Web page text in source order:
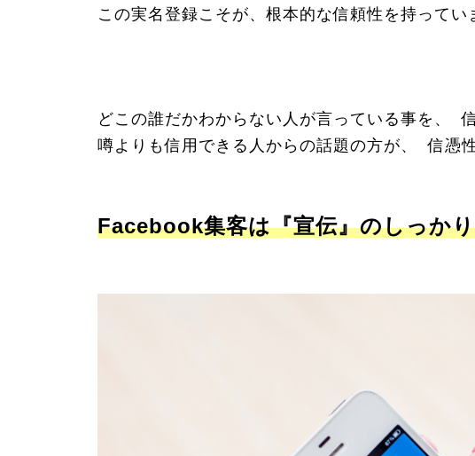
この実名登録こそが、根本的な信頼性を持ってい
どこの誰だかわからない人が言っている事を、
噂よりも信用できる人からの話題の方が、 信憑
Facebook集客は『宣伝』のしっか